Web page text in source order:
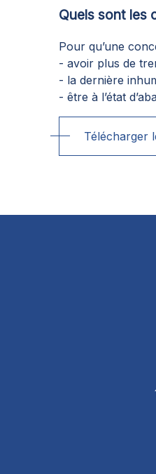
Quels sont les
Pour qu’une
- avoir plus de
- la dernière
- être à l’état
Télécharger